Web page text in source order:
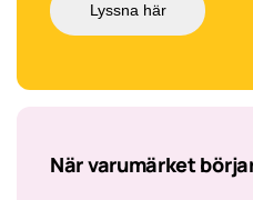
Lyssna här
När varumärket